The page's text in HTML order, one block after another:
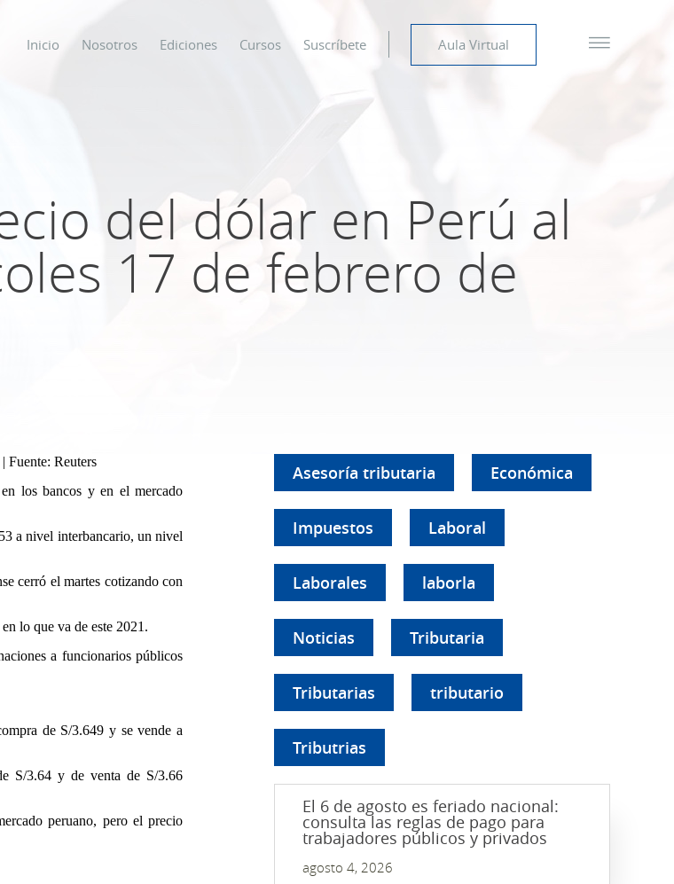
Inicio Nosotros Ediciones Cursos Suscríbete Aula Virtual
del dólar en Perú al
17 de febrero de
Fuente: Reuters
los bancos y en el mercado
a nivel interbancario, un nivel
cerró el martes cotizando con
lo que va de este 2021.
a funcionarios públicos
de S/3.649 y se vende a
S/3.64 y de venta de S/3.66
peruano, pero el precio
Asesoría tributaria Económica
Impuestos Laboral
Laborales laborla
Noticias Tributaria
Tributarias tributario
Tributrias
El 6 de agosto es feriado nacional:
consulta las reglas de pago para
trabajadores públicos y privados
agosto 4, 2026